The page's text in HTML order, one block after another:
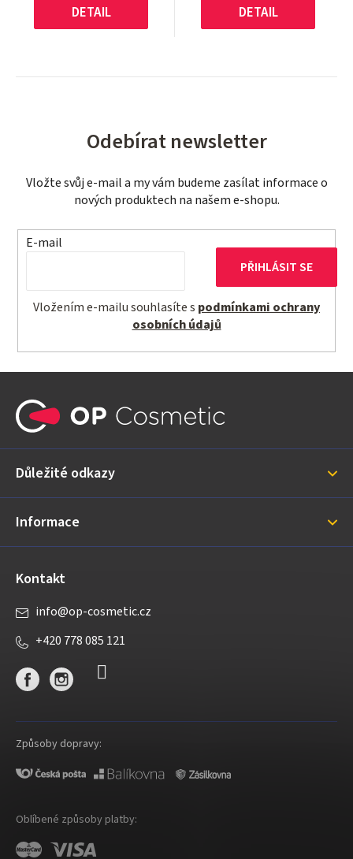
DETAIL DETAIL
Odebírat newsletter
Vložte svůj e-mail a my vám budeme zasílat informace o
nových produktech na našem e-shopu.
E-mail
Vložením e-mailu souhlasíte s podmínkami ochrany
osobních údajů
PŘIHLÁSIT SE
a
í
Důležité odkazy
Informace
Kontakt
info@op-cosmetic.cz
+420 778 085 121
Způsoby dopravy:
Oblíbené způsoby platby: